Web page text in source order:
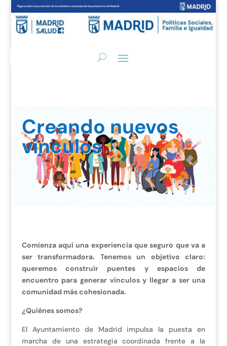
Creando nuevos
vínculos
Comienza aquí una experiencia que seguro que va a
ser transformadora. Tenemos un objetivo claro:
queremos construir puentes y espacios de
encuentro para generar vínculos y llegar a ser una
comunidad más cohesionada.
¿Quiénes somos?
El Ayuntamiento de Madrid impulsa la puesta en
marcha de una estrategia coordinada frente a la